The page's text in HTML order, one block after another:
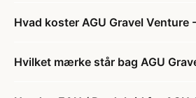
Hvad koster AGU Gravel
Hvilket mærke står bag AGU